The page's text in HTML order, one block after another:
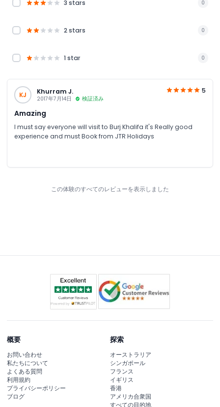
3 stars 0
2 stars 0
1 star 0
KJ Khurram J.
2017年7月14日 検証済み
5
Amazing
I must say everyone will visit to Burj Khalifa it's Really good
experience and must Book from JTR Holidays
この体験のすべてのレビューを表示しました
概要
お問い合わせ
私たちについて
よくある質問
利用規約
プライバシーポリシー
ブログ
探索
オーストラリア
シンガポール
フランス
イギリス
香港
アメリカ合衆国
すべての目的地